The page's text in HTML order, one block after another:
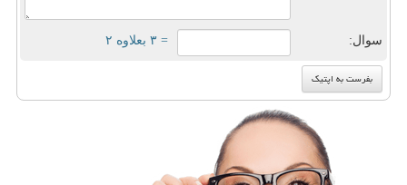
سوال: = ۳ بعلاوه ۲